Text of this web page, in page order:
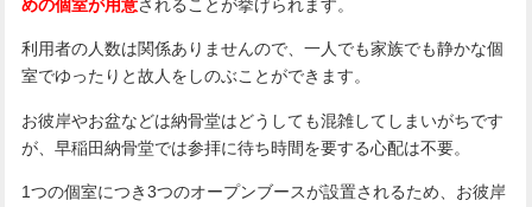
めの個室が用意されることが挙げられます。
利用者の人数は関係ありませんので、一人でも家族でも静かな個
室でゆったりと故人をしのぶことができます。
お彼岸やお盆などは納骨堂はどうしても混雑してしまいがちです
が、早稲田納骨堂では参拝に待ち時間を要する心配は不要。
1つの個室につき3つのオープンブースが設置されるため、お彼岸